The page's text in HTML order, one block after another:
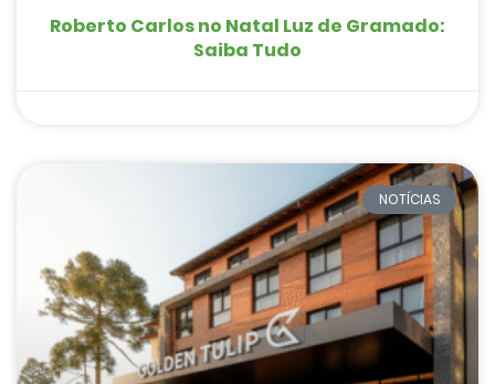
Roberto Carlos no Natal Luz de Gramado:
Saiba Tudo
NOTÍCIAS